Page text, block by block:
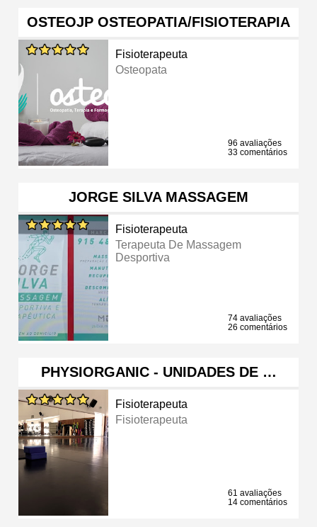
OSTEOJP OSTEOPATIA/FISIOTERAPIA
Fisioterapeuta
Osteopata
96 avaliações
33 comentários
JORGE SILVA MASSAGEM
Fisioterapeuta
Terapeuta De Massagem
Desportiva
74 avaliações
26 comentários
PHYSIORGANIC - UNIDADES DE …
Fisioterapeuta
Fisioterapeuta
61 avaliações
14 comentários